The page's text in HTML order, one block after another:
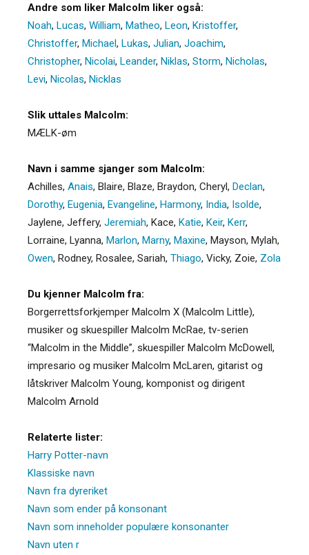
Andre som liker Malcolm liker også:
Noah, Lucas, William, Matheo, Leon, Kristoffer,
Christoffer, Michael, Lukas, Julian, Joachim,
Christopher, Nicolai, Leander, Niklas, Storm, Nicholas,
Levi, Nicolas, Nicklas
Slik uttales Malcolm:
MÆLK-øm
Navn i samme sjanger som Malcolm:
Achilles, Anais, Blaire, Blaze, Braydon, Cheryl, Declan,
Dorothy, Eugenia, Evangeline, Harmony, India, Isolde,
Jaylene, Jeffery, Jeremiah, Kace, Katie, Keir, Kerr,
Lorraine, Lyanna, Marlon, Marny, Maxine, Mayson, Mylah,
Owen, Rodney, Rosalee, Sariah, Thiago, Vicky, Zoie, Zola
Du kjenner Malcolm fra:
Borgerrettsforkjemper Malcolm X (Malcolm Little),
musiker og skuespiller Malcolm McRae, tv-serien
“Malcolm in the Middle”, skuespiller Malcolm McDowell,
impresario og musiker Malcolm McLaren, gitarist og
låtskriver Malcolm Young, komponist og dirigent
Malcolm Arnold
Relaterte lister:
Harry Potter-navn
Klassiske navn
Navn fra dyreriket
Navn som ender på konsonant
Navn som inneholder populære konsonanter
Navn uten r